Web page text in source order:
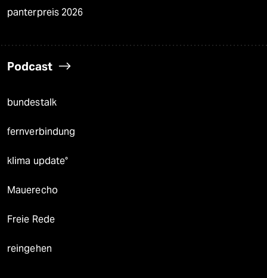
panterpreis 2026
Podcast
bundestalk
fernverbindung
klima update°
Mauerecho
Freie Rede
reingehen